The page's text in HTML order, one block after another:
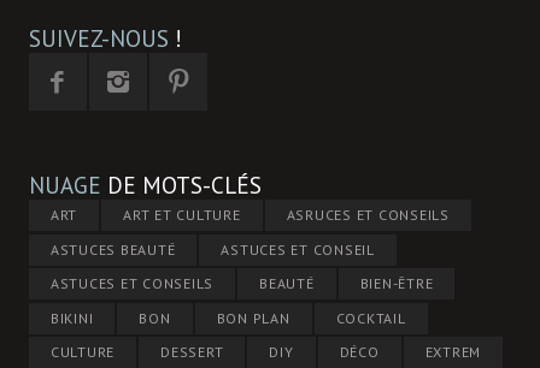
SUIVEZ-NOUS !
NUAGE DE MOTS-CLÉS
ART ART ET CULTURE
ASRUCES ET CONSEILS
ASTUCES BEAUTÉ
ASTUCES ET CONSEIL
ASTUCES ET CONSEILS
BEAUTÉ
BIEN-ÊTRE
BIKINI
BON BON PLAN
COCKTAIL
CULTURE
DESSERT DIY DÉCO
EXTREM